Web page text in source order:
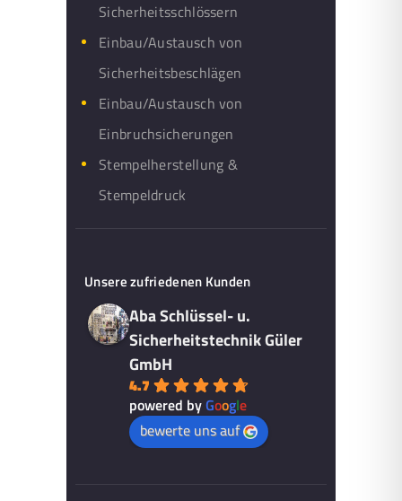
Sicherheitsschlössern
Einbau/Austausch von
Sicherheitsbeschlägen
Einbau/Austausch von
Einbruchsicherungen
Stempelherstellung &
Stempeldruck
Unsere zufriedenen Kunden
Aba Schlüssel- u.
Sicherheitstechnik Güler
GmbH
4.7
powered byGoogle
bewerte uns auf